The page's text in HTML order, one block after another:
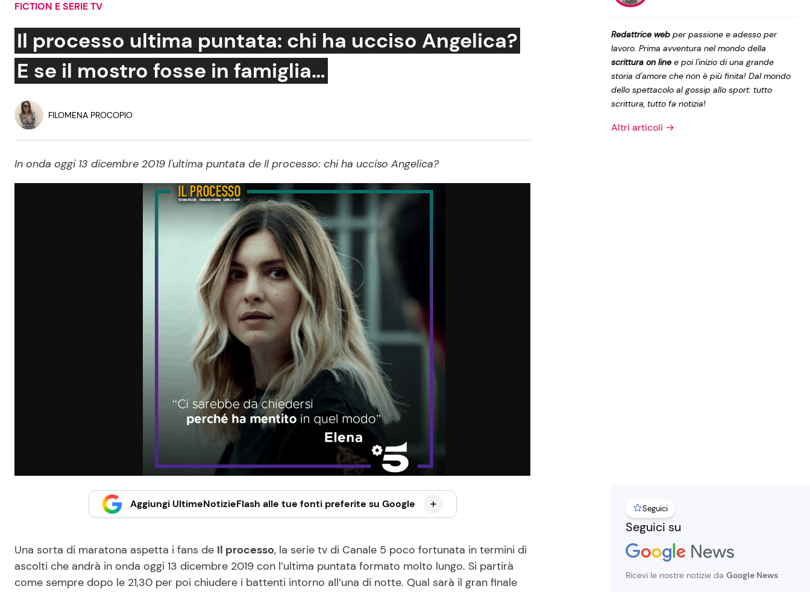
Social News
News dal mondo
Benessere
Salute
Viaggi e Turismo
Festività
Le Ricette in TV
Ricette Facili e Veloci
Privacy Policy
FICTION E SERIE TV
Il processo ultima puntata: chi ha ucciso Angelica?
E se il mostro fosse in famiglia…
FILOMENA PROCOPIO
In onda oggi 13 dicembre 2019 l'ultima puntata de Il processo: chi ha ucciso Angelica?
Aggiungi UltimeNotizieFlash alle tue fonti preferite su Google
Una sorta di maratona aspetta i fans de Il processo, la serie tv di Canale 5 poco fortunata in termini di
ascolti che andrà in onda oggi 13 dicembre 2019 con l’ultima puntata formato molto lungo. Si partirà
come sempre dopo le 21,30 per poi chiudere i battenti intorno all’una di notte. Qual sarà il gran finale
Redattrice web per passione e adesso per
lavoro. Prima avventura nel mondo della
scrittura on line e poi l'inizio di una grande
storia d'amore che non è più finita! Dal mondo
dello spettacolo al gossip allo sport: tutto
scrittura, tutto fa notizia!
Altri articoli →
Seguici
Seguici su
Ricevi le nostre notizie da Google News